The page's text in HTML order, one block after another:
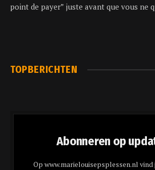
point de payer” juste avant que vous ne
TOPBERICHTEN
Abonneren op
Op www.marielouisepsplessen.nl vind